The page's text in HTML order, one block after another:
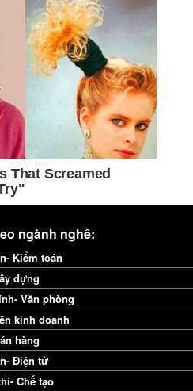
ngành nghề:
Kiểm toán
dựng
Văn phòng
kinh doanh
hàng
Điện tử
Chế tạo